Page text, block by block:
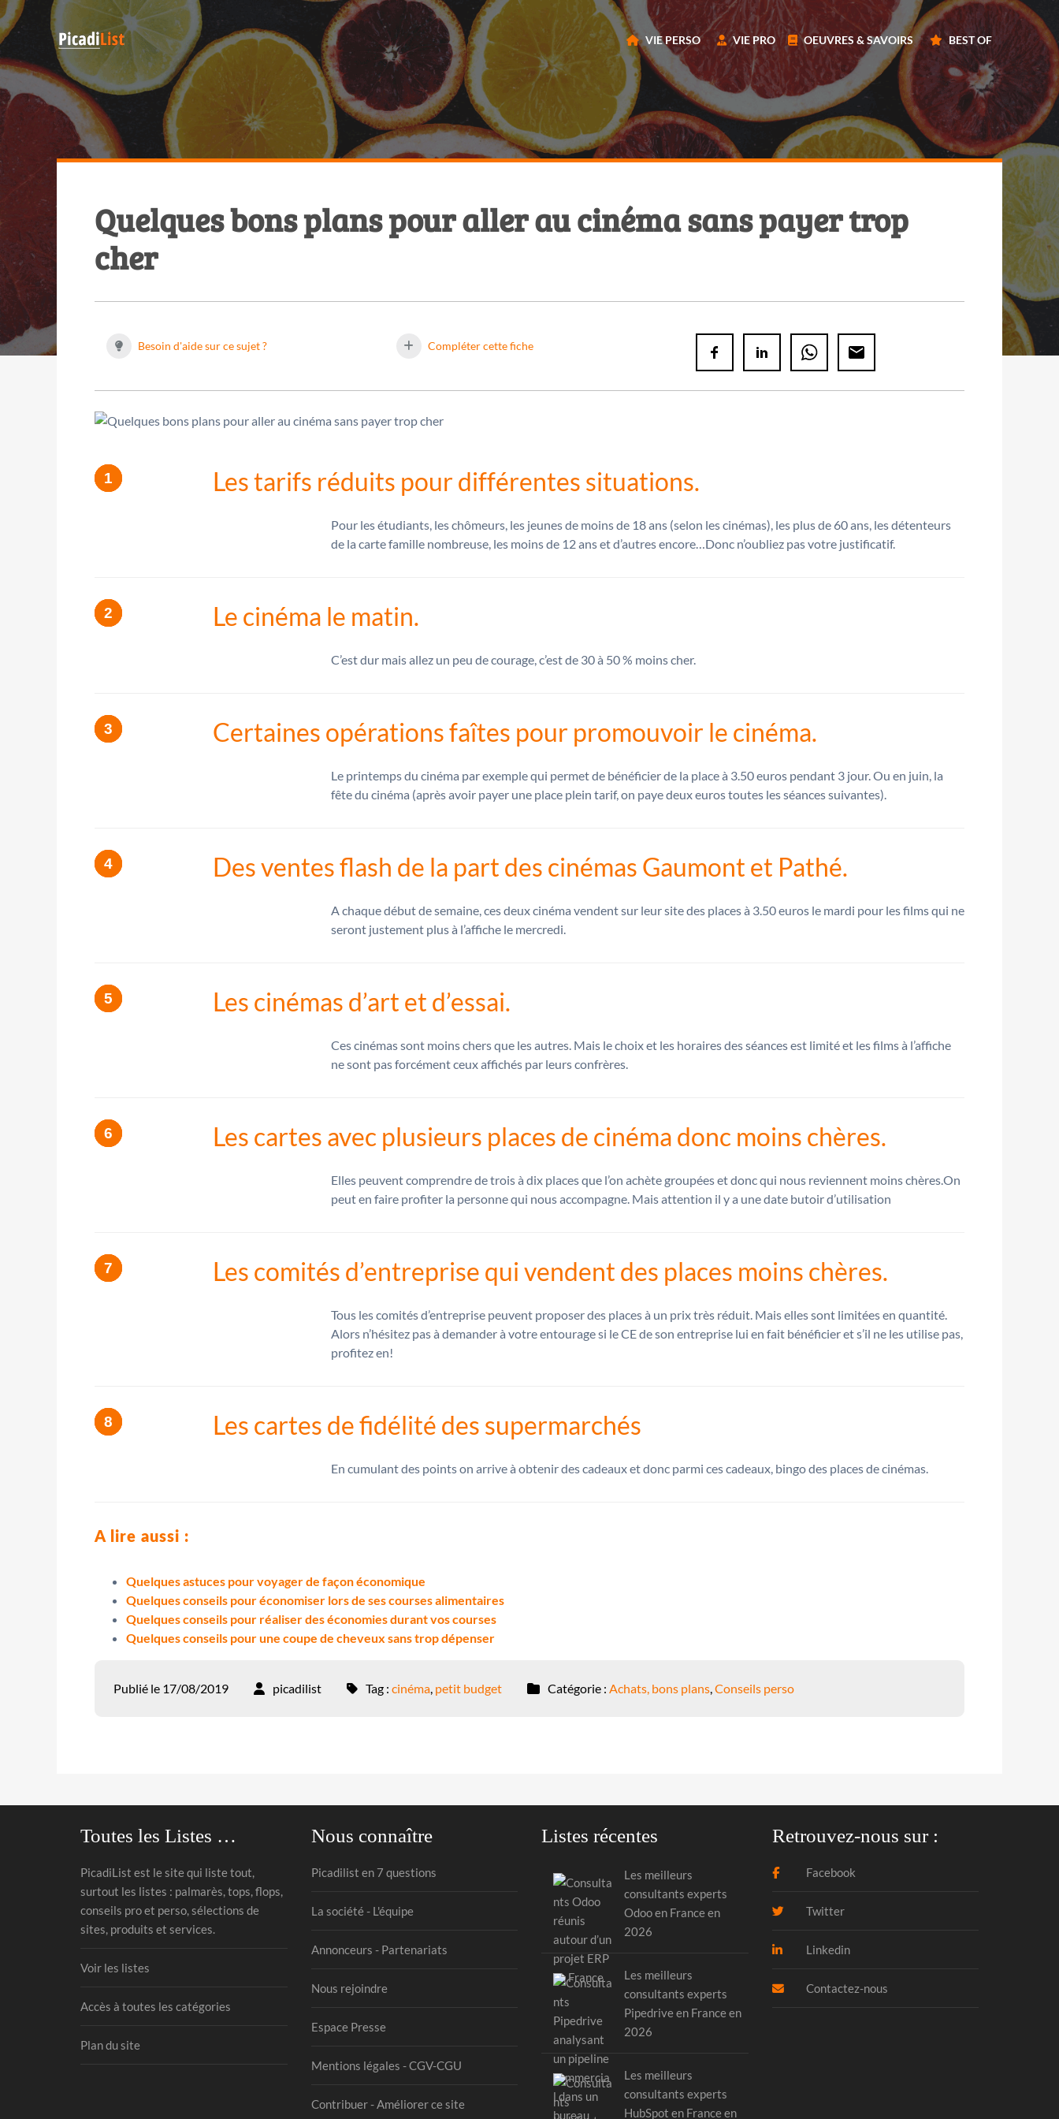
VIE PERSO VIE PRO OEUVRES & SAVOIRS BEST OF
Quelques bons plans pour aller au cinéma sans payer trop
cher
Besoin d'aide sur ce sujet ? Compléter cette fiche
Les tarifs réduits pour différentes situations.
Pour les étudiants, les chômeurs, les jeunes de moins de 18 ans (selon les cinémas), les plus de 60 ans, les détenteurs
de la carte famille nombreuse, les moins de 12 ans et d’autres encore…Donc n’oubliez pas votre justificatif.
Le cinéma le matin.
C’est dur mais allez un peu de courage, c’est de 30 à 50 % moins cher.
Certaines opérations faîtes pour promouvoir le cinéma.
Le printemps du cinéma par exemple qui permet de bénéficier de la place à 3.50 euros pendant 3 jour. Ou en juin, la
fête du cinéma (après avoir payer une place plein tarif, on paye deux euros toutes les séances suivantes).
Des ventes flash de la part des cinémas Gaumont et Pathé.
A chaque début de semaine, ces deux cinéma vendent sur leur site des places à 3.50 euros le mardi pour les films qui ne
seront justement plus à l’affiche le mercredi.
Les cinémas d’art et d’essai.
Ces cinémas sont moins chers que les autres. Mais le choix et les horaires des séances est limité et les films à l’affiche
ne sont pas forcément ceux affichés par leurs confrères.
Les cartes avec plusieurs places de cinéma donc moins chères.
Elles peuvent comprendre de trois à dix places que l’on achète groupées et donc qui nous reviennent moins chères.On
peut en faire profiter la personne qui nous accompagne. Mais attention il y a une date butoir d’utilisation
Les comités d’entreprise qui vendent des places moins chères.
Tous les comités d’entreprise peuvent proposer des places à un prix très réduit. Mais elles sont limitées en quantité.
Alors n’hésitez pas à demander à votre entourage si le CE de son entreprise lui en fait bénéficier et s’il ne les utilise pas,
profitez en!
Les cartes de fidélité des supermarchés
En cumulant des points on arrive à obtenir des cadeaux et donc parmi ces cadeaux, bingo des places de cinémas.
A lire aussi :
Quelques astuces pour voyager de façon économique
Quelques conseils pour économiser lors de ses courses alimentaires
Quelques conseils pour réaliser des économies durant vos courses
Quelques conseils pour une coupe de cheveux sans trop dépenser
Publié le 17/08/2019 picadilist Tag : cinéma, petit budget Catégorie : Achats, bons plans,Conseils perso
Toutes les Listes …
PicadiList est le site qui liste tout,
surtout les listes : palmarès, tops, flops,
conseils pro et perso, sélections de
sites, produits et services.
Voir les listes
Accès à toutes les catégories
Plan du site
Nous connaître
Picadilist en 7 questions
La société - L'équipe
Annonceurs - Partenariats
Nous rejoindre
Espace Presse
Mentions légales - CGV-CGU
Contribuer - Améliorer ce site
Listes récentes
Les meilleurs
consultants experts
Odoo en France en
2026
Les meilleurs
consultants experts
Pipedrive en France en
2026
Les meilleurs
consultants experts
HubSpot en France en
Retrouvez-nous sur :
Facebook
Twitter
Linkedin
Contactez-nous